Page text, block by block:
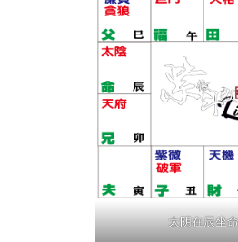
太阴在辰坐命